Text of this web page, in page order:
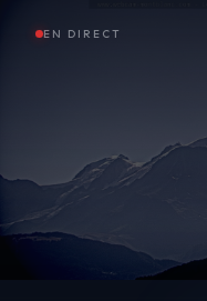
EN DIRECT